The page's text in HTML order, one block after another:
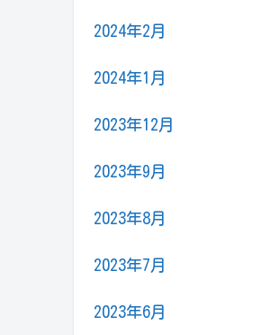
2024年2月
2024年1月
2023年12月
2023年9月
2023年8月
2023年7月
2023年6月